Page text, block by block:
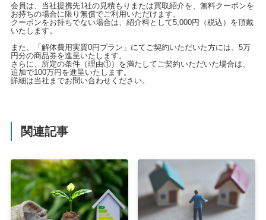
会員は、当社提携先1社の見積もりまたは買取紹介を、無料クーポンを
お持ちの場合に限り無償でご利用いただけます。
クーポンをお持ちでない場合は、紹介料として5,000円（税込）を頂戴
いたします。
また、「解体費用実質0円プラン」にてご契約いただいた方には、5万
円分の商品券を進呈いたします。
さらに、所定の条件（理由①）を満たしてご契約いただいた場合は、
追加で100万円を進呈いたします。
詳細は当社までお問い合わせください。
関連記事